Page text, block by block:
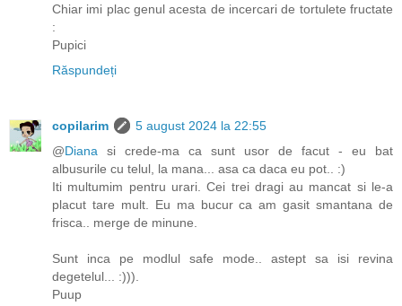
Chiar imi plac genul acesta de incercari de tortulete fructate
:
Pupici
Răspundeți
copilarim
5 august 2024 la 22:55
@Diana si crede-ma ca sunt usor de facut - eu bat
albusurile cu telul, la mana... asa ca daca eu pot.. :)
Iti multumim pentru urari. Cei trei dragi au mancat si le-a
placut tare mult. Eu ma bucur ca am gasit smantana de
frisca.. merge de minune.
Sunt inca pe modlul safe mode.. astept sa isi revina
degetelul... :))).
Puup